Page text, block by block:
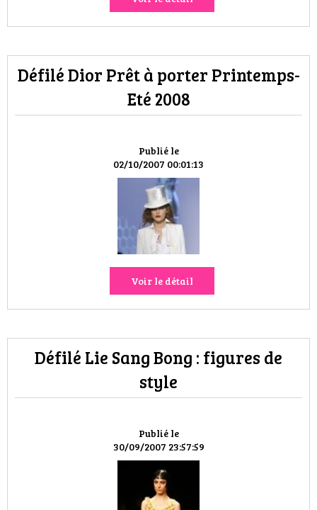
Publié le
02/10/2007 00:01:13
Défilé Dior Prêt à porter Printemps-
Eté 2008
Voir le détail
Publié le
30/09/2007 23:57:59
Défilé Lie Sang Bong : figures de
style